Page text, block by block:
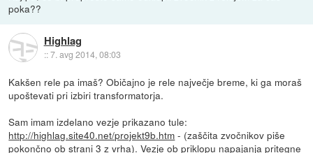
poka??
Highlag
::7. avg 2014, 08:03
Kakšen rele pa imaš? Običajno je rele največje breme, ki ga moraš
upoštevati pri izbiri transformatorja.
Sam imam izdelano vezje prikazano tule:
http://highlag.site40.net/projekt9b.htm - (zaščita zvočnikov piše
pokončno ob strani 3 z vrha). Vezje ob priklopu napajanja pritegne